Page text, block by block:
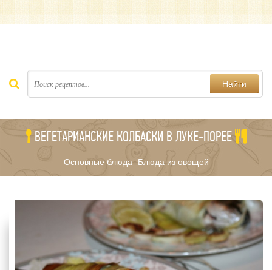
Найти
ВЕГЕТАРИАНСКИЕ КОЛБАСКИ В ЛУКЕ-ПОРЕЕ
Основные блюда/ Блюда из овощей